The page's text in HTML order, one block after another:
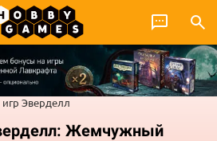
Эверделл
Жемчужный